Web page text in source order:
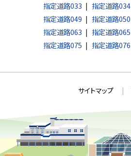
る
指定道路033
指定道路034
指定道路049
指定道路050
指定道路063
指定道路065
指定道路075
指定道路076
ト
情
報
サイトマップ